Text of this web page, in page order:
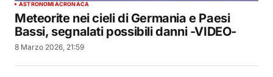
ASTRONOMIACRONACA
Meteorite nei cieli di Germania e Paesi
Bassi, segnalati possibili danni -VIDEO-
8 Marzo 2026, 21:59